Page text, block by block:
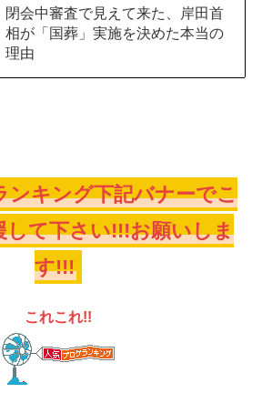
閉会中審査で見えて来た、岸田首
相が「国葬」実施を決めた本当の
理由
ンキング下記バナーでこ
して下さい!!!お願いしま
す!!!
これこれ!!